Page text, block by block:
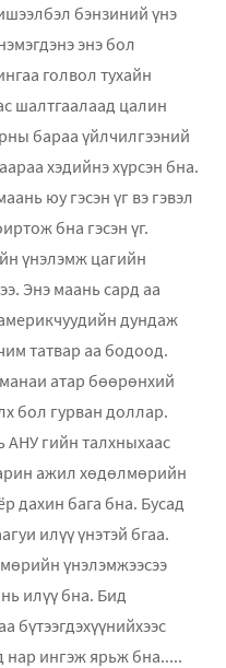
бэнзиний үнэ
энэ бол
голвол тухайн
шалтгаалаад цалин
бараа үйлчилгээний
хэдийнэ хүрсэн бна.
юу гэсэн үг вэ гэвэл
бна гэсэн үг.
үнэлэмж цагийн
Энэ маань сард аа
дундаж
татвар аа бодоод.
атар бөөрөнхий
бол гурван доллар.
АНУ гийн талхныхаас
ажил хөдөлмөрийн
дахин бага бна. Бусад
илүү үнэтэй бгаа.
үнэлэмжээсээ
илүү бна. Бид
нар ингэж ярьж бна.....